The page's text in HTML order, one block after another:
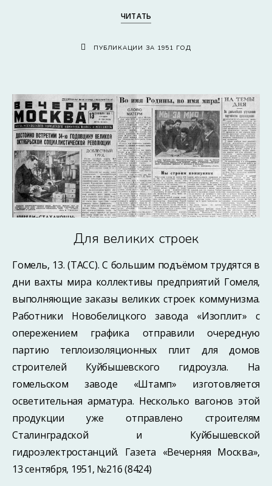
ЧИТАТЬ
ПУБЛИКАЦИИ ЗА 1951 ГОД
Для великих строек
Гомель, 13. (ТАСС). С большим подъёмом трудятся в
дни вахты мира коллективы предприятий Гомеля,
выполняющие заказы великих строек коммунизма.
Работники Новобелицкого завода «Изоплит» с
опережением графика отправили очередную
партию теплоизоляционных плит для домов
строителей Куйбышевского гидроузла. На
гомельском заводе «Штамп» изготовляется
осветительная арматура. Несколько вагонов этой
продукции уже отправлено строителям
Сталинградской и Куйбышевской
гидроэлектростанций. Газета «Вечерняя Москва»,
13 сентября, 1951, №216 (8424)